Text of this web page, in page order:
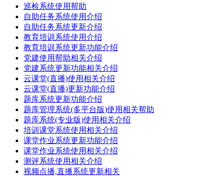
巡检系统使用帮助
自助任务系统使用介绍
自助任务系统更新介绍
教育培训系统使用介绍
教育培训系统更新功能介绍
党建使用帮助相关介绍
党建系统更新功能相关介绍
云课堂(直播)使用相关介绍
云课堂(直播)更新功能介绍
题库系统更新功能介绍
题库管理系统(多平台版)使用相关帮助
题库系统(专业版)使用相关介绍
培训课堂系统使用相关介绍
课堂作业系统更新功能介绍
课堂作业系统使用相关介绍
测评系统使用相关介绍
视频点播,直播系统更新相关